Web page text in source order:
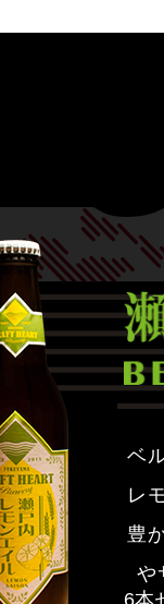
ベ
レ
豊
や
6本